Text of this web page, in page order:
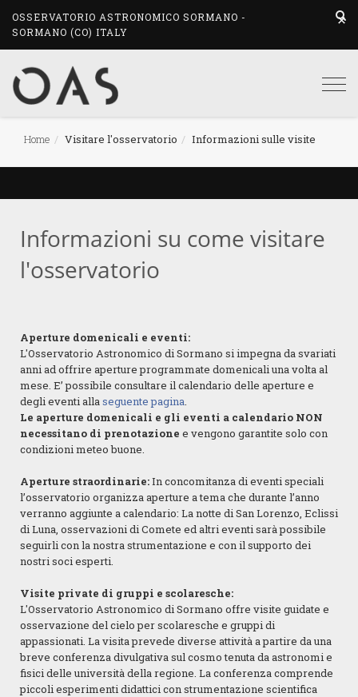
OSSERVATORIO ASTRONOMICO SORMANO -
SORMANO (CO) ITALY
Home Visitare l'osservatorio Informazioni sulle visite
Informazioni su come visitare
l'osservatorio
Aperture domenicali e eventi:
L'Osservatorio Astronomico di Sormano si impegna da svariati
anni ad offrire aperture programmate domenicali una volta al
mese. E’ possibile consultare il calendario delle aperture e
degli eventi allaseguente pagina.
Le aperture domenicali e gli eventi a calendario NON
necessitano di prenotazione e vengono garantite solo con
condizioni meteo buone.
Aperture straordinarie:In concomitanza di eventi speciali
l’osservatorio organizza aperture a tema che durante l’anno
verranno aggiunte a calendario: La notte di San Lorenzo, Eclissi
di Luna, osservazioni di Comete ed altri eventi sarà possibile
seguirli con la nostra strumentazione e con il supporto dei
nostri soci esperti.
Visite private di gruppi e scolaresche:
L'Osservatorio Astronomico di Sormano offre visite guidate e
osservazione del cielo per scolaresche e gruppi di
appassionati. La visita prevede diverse attività a partire da una
breve conferenza divulgativa sul cosmo tenuta da astronomi e
fisici delle università della regione. La conferenza comprende
piccoli esperimenti didattici con strumentazione scientifica